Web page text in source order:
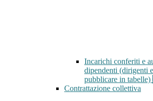
Incarichi conferiti e
dipendenti (dirigenti
pubblicare in tabelle)
Contrattazione collettiva